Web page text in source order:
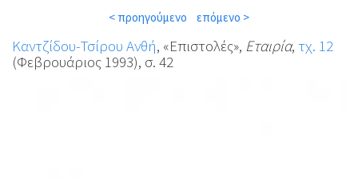
< προηγούμενο επόμενο >
Καντζίδου-Τσίρου Ανθή, «Επιστολές», Εταιρία, τχ. 12
(Φεβρουάριος 1993), σ. 42